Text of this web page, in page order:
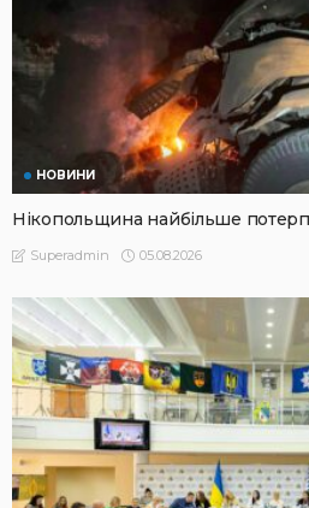
НОВИНИ
Нікопольщина найбільше
Superadmin 05.08.2026